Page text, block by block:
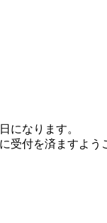
になります。
受付を済ますよう